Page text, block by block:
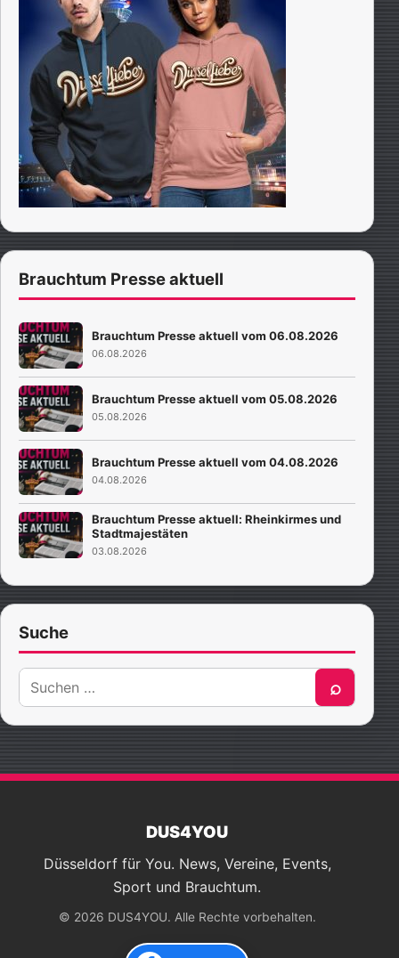
Brauchtum Presse aktuell
Brauchtum Presse aktuell vom 06.08.2026
06.08.2026
Brauchtum Presse aktuell vom 05.08.2026
05.08.2026
Brauchtum Presse aktuell vom 04.08.2026
04.08.2026
Brauchtum Presse aktuell: Rheinkirmes und
Stadtmajestäten
03.08.2026
Suche
Suche
nach:
⌕
DUS4YOU
Düsseldorf für You. News, Vereine, Events,
Sport und Brauchtum.
© 2026 DUS4YOU. Alle Rechte vorbehalten.